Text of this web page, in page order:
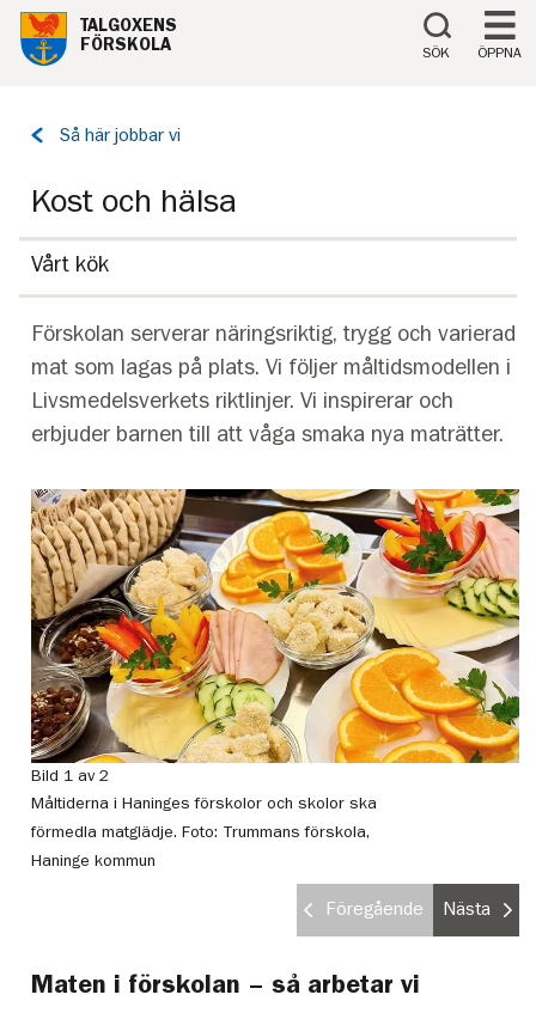
Till innehåll på sidan
TALGOXENS
FÖRSKOLA
SÖK ÖPPNA
Tillbaka
Så här jobbar vi
Kost och hälsa
Vårt kök
Förskolan serverar näringsriktig, trygg och varierad
mat som lagas på plats. Vi följer måltidsmodellen i
Livsmedelsverkets riktlinjer. Vi inspirerar och
erbjuder barnen till att våga smaka nya maträtter.
Bild 1 av 2
Måltiderna i Haninges förskolor och skolor ska
förmedla matglädje.Foto: Trummans förskola,
Haninge kommun
Föregående Nästa
Maten i förskolan – så arbetar vi